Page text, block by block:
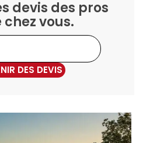
devis des pros
vous.
DES DEVIS